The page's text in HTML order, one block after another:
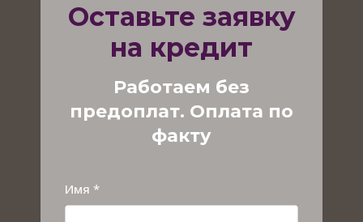
Оставьте заявку
на кредит
Работаем без
предоплат. Оплата по
факту
Имя *